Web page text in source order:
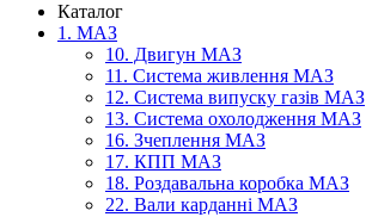
Каталог
1. МАЗ
10. Двигун МАЗ
11. Система живлення МАЗ
12. Система випуску газів МАЗ
13. Система охолодження МАЗ
16. Зчеплення МАЗ
17. КПП МАЗ
18. Роздавальна коробка МАЗ
22. Вали карданні МАЗ